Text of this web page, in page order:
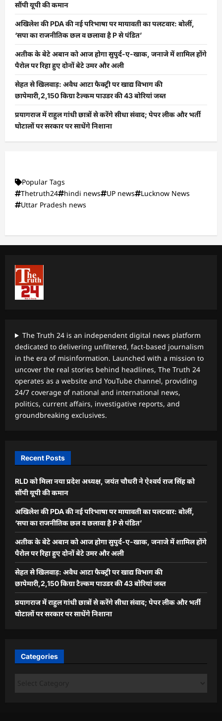
सौंपी यूपी की कमान
अखिलेश की PDA की नई परिभाषा पर मायावती का पलटवार: बोलीं,
‘सपा का राजनीतिक छल व छलावा है P से पंडित’
अतीक के बेटे अबान को आज होगा सुपुर्द-ए-खाक, जनाजे में शामिल होंगे
पैरोल पर रिहा हुए दोनों बेटे उमर और अली
सेहत से खिलवाड़: अवैध आटा फैक्ट्री पर खाद्य विभाग की
छापेमारी,2,150 किग्रा टैल्कम पाउडर की 43 बोरियां जब्त
प्रयागराज में राहुल गांधी छात्रों से करेंगे सीधा संवाद; पेपर लीक और भर्ती
घोटालों पर सरकार पर साधेंगे निशाना
Popular Tags
Thetruth24
hindi news UP news
Lucknow News
Uttar Pradesh news
The Truth 24 is an independent digital news platform
dedicated to delivering unfiltered, fact-based journalism
in the era of misinformation. Launched with a mission to
uncover the real stories behind headlines, The Truth 24
operates as a website and YouTube channel, providing
24/7 coverage of national and international news,
politics, current affairs, investigative reports, and
groundbreaking exclusives.
Recent Posts
RLD को मिला नया प्रदेश अध्यक्ष, जयंत चौधरी ने ऐश्वर्य राज सिंह को
सौंपी यूपी की कमान
अखिलेश की PDA की नई परिभाषा पर मायावती का पलटवार: बोलीं,
‘सपा का राजनीतिक छल व छलावा है P से पंडित’
अतीक के बेटे अबान को आज होगा सुपुर्द-ए-खाक, जनाजे में शामिल होंगे
पैरोल पर रिहा हुए दोनों बेटे उमर और अली
सेहत से खिलवाड़: अवैध आटा फैक्ट्री पर खाद्य विभाग की
छापेमारी,2,150 किग्रा टैल्कम पाउडर की 43 बोरियां जब्त
प्रयागराज में राहुल गांधी छात्रों से करेंगे सीधा संवाद; पेपर लीक और भर्ती
घोटालों पर सरकार पर साधेंगे निशाना
Categories